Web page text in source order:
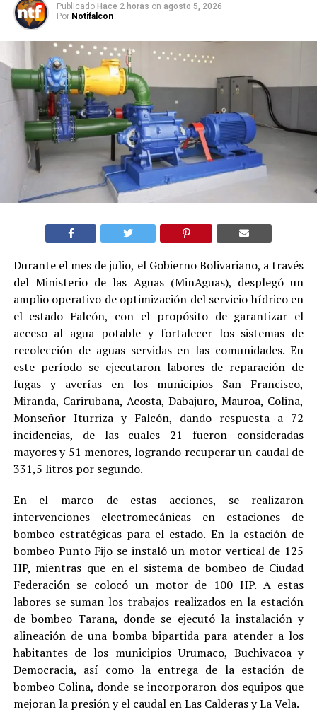
Publicado Hace 2 horas on agosto 5, 2026
Por Notifalcon
Durante el mes de julio, el Gobierno Bolivariano, a través
del Ministerio de las Aguas (MinAguas), desplegó un
amplio operativo de optimización del servicio hídrico en
el estado Falcón, con el propósito de garantizar el
acceso al agua potable y fortalecer los sistemas de
recolección de aguas servidas en las comunidades. En
este período se ejecutaron labores de reparación de
fugas y averías en los municipios San Francisco,
Miranda, Carirubana, Acosta, Dabajuro, Mauroa, Colina,
Monseñor Iturriza y Falcón, dando respuesta a 72
incidencias, de las cuales 21 fueron consideradas
mayores y 51 menores, logrando recuperar un caudal de
331,5 litros por segundo.
En el marco de estas acciones, se realizaron
intervenciones electromecánicas en estaciones de
bombeo estratégicas para el estado. En la estación de
bombeo Punto Fijo se instaló un motor vertical de 125
HP, mientras que en el sistema de bombeo de Ciudad
Federación se colocó un motor de 100 HP. A estas
labores se suman los trabajos realizados en la estación
de bombeo Tarana, donde se ejecutó la instalación y
alineación de una bomba bipartida para atender a los
habitantes de los municipios Urumaco, Buchivacoa y
Democracia, así como la entrega de la estación de
bombeo Colina, donde se incorporaron dos equipos que
mejoran la presión y el caudal en Las Calderas y La Vela.